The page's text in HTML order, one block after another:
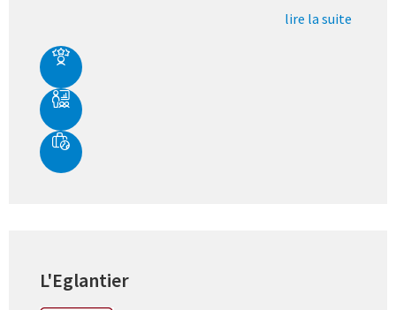
lire la suite
L'Eglantier